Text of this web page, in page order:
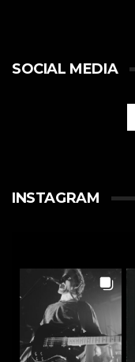
SOCIAL MEDIA
INSTAGRAM